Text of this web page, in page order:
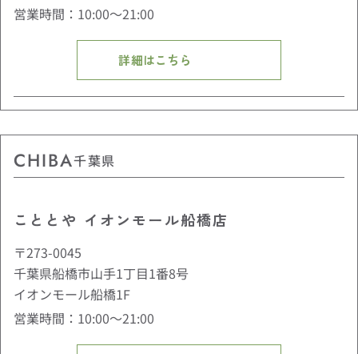
営業時間：10:00〜21:00
詳細はこちら
CHIBA千葉県
こととや イオンモール船橋店
〒273-0045
千葉県船橋市山手1丁目1番8号
イオンモール船橋1F
営業時間：10:00〜21:00